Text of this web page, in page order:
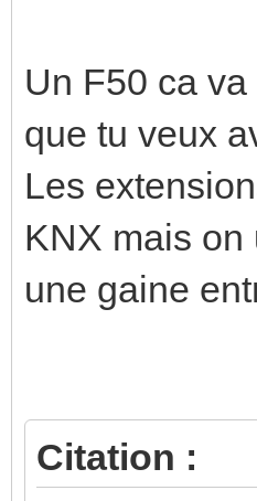
Un F50 ca
que tu veux
Les
KNX mais
une gaine
Citation :